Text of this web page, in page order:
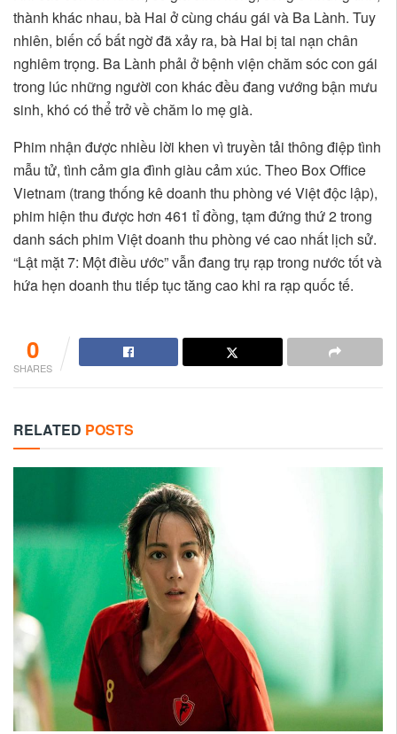
thành khác nhau, bà Hai ở cùng cháu gái và Ba Lành. Tuy
nhiên, biến cố bất ngờ đã xảy ra, bà Hai bị tai nạn chân
nghiêm trọng. Ba Lành phải ở bệnh viện chăm sóc con gái
trong lúc những người con khác đều đang vướng bận mưu
sinh, khó có thể trở về chăm lo mẹ già.
Phim nhận được nhiều lời khen vì truyền tải thông điệp tình
mẫu tử, tình cảm gia đình giàu cảm xúc. Theo Box Office
Vietnam (trang thống kê doanh thu phòng vé Việt độc lập),
phim hiện thu được hơn 461 tỉ đồng, tạm đứng thứ 2 trong
danh sách phim Việt doanh thu phòng vé cao nhất lịch sử.
“Lật mặt 7: Một điều ước” vẫn đang trụ rạp trong nước tốt và
hứa hẹn doanh thu tiếp tục tăng cao khi ra rạp quốc tế.
0
SHARES
RELATED POSTS